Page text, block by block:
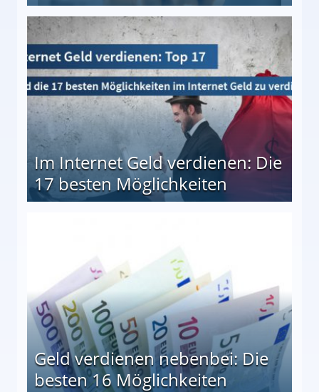
besten Möglichkeiten
Im Internet Geld verdienen: Die
17 besten Möglichkeiten
Geld verdienen nebenbei: Die
besten 16 Möglichkeiten